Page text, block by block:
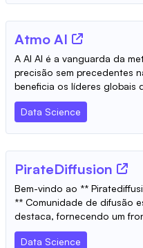
Atmo AI
A AI AI é a vanguarda da
precisão sem precedentes
beneficia os líderes globais
Data Science
PirateDiffusion
Bem-vindo ao **
** Comunidade de difusão
destaca, fornecendo um
Data Science